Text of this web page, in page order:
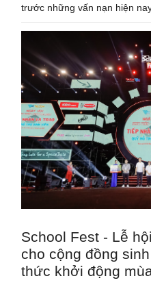
trước những vấn nạn hiện
School Fest - Lễ
cho cộng đồng
thức khởi động